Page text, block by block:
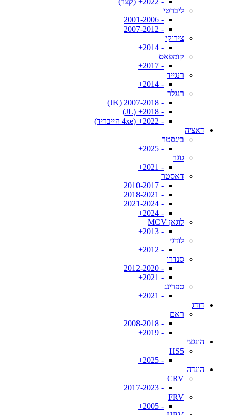
ליברטי
- 2001-2006
- 2007-2012
צירוקי
- 2014+
קומפאס
- 2017+
רנגייד
- 2014+
רנגלר
- 2007-2018 (JK)
- 2018+ (JL)
- 2022+ (4xe הייבריד)
דאציה
ביגסטר
- 2025+
גוגר
- 2021+
דאסטר
- 2010-2017
- 2018-2021
- 2021-2024
- 2024+
לוגאן MCV
- 2013+
לודגי
- 2012+
סנדרו
- 2012-2020
- 2021+
ספרינג
- 2021+
דודג
ראם
- 2008-2018
- 2019+
הונגצי
HS5
- 2025+
הונדה
CRV
- 2017-2023
FRV
- 2005+